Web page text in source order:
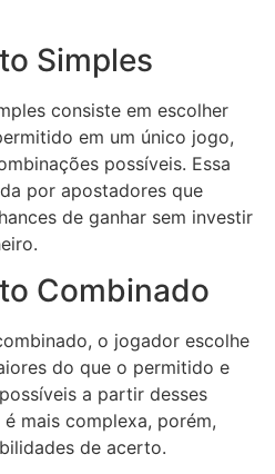
Simples
consiste em escolher
em um único jogo,
possíveis. Essa
por apostadores que
de ganhar sem investir
Combinado
o jogador escolhe
do que o permitido e
a partir desses
mais complexa, porém,
de acerto.